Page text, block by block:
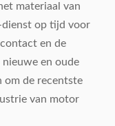
materiaal van
op tijd voor
en de
en oude
om de recentste
van motor